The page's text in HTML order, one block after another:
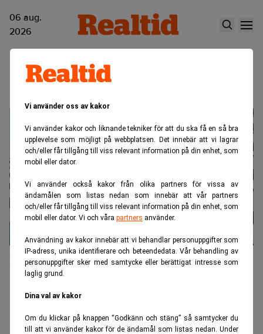
Vi använder oss av kakor
Vi använder kakor och liknande tekniker för att du ska få en så bra
upplevelse som möjligt på webbplatsen. Det innebär att vi lagrar
och/eller får tillgång till viss relevant information på din enhet, som
mobil eller dator.
Vi använder också kakor från olika partners för vissa av
ändamålen som listas nedan som innebär att vår partners
och/eller får tillgång till viss relevant information på din enhet, som
mobil eller dator. Vi och våra partners använder.
Användning av kakor innebär att vi behandlar personuppgifter som
IP-adress, unika identifierare och beteendedata. Vår behandling av
personuppgifter sker med samtycke eller berättigat intresse som
laglig grund.
Dina val av kakor
Om du klickar på knappen “Godkänn och stäng” så samtycker du
till att vi använder kakor för de ändamål som listas nedan. Under
06 aug.
2026
Skeppsbron
Max Matthiessen köper Skeppsbron